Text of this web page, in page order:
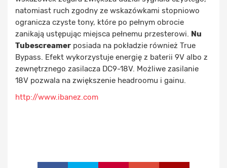
natomiast ruch zgodny ze wskazówkami stopniowo
ogranicza czyste tony, które po pełnym obrocie
zanikają ustępując miejsca pełnemu przesterowi. Nu
Tubescreamer posiada na pokładzie również True
Bypass. Efekt wykorzystuje energię z baterii 9V albo z
zewnętrznego zasilacza DC9-18V. Możliwe zasilanie
18V pozwala na zwiększenie headroomu i gainu.
http://www.ibanez.com